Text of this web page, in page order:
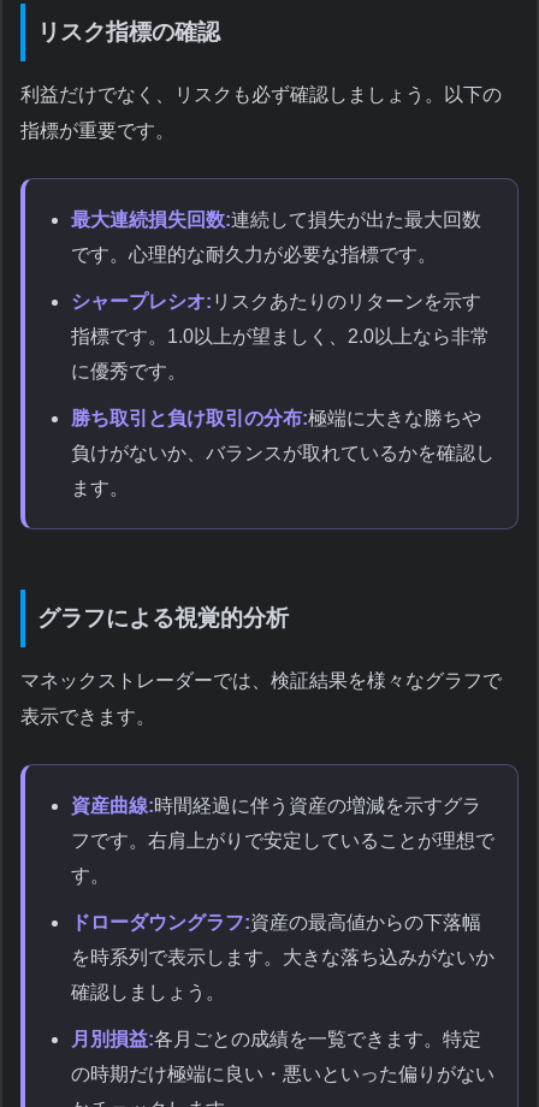
リスク指標の確認
利益だけでなく、リスクも必ず確認しましょう。以下の
指標が重要です。
最大連続損失回数:連続して損失が出た最大回数
です。心理的な耐久力が必要な指標です。
シャープレシオ: リスクあたりのリターンを示す
指標です。1.0以上が望ましく、2.0以上なら非常
に優秀です。
勝ち取引と負け取引の分布:極端に大きな勝ちや
負けがないか、バランスが取れているかを確認し
ます。
グラフによる視覚的分析
マネックストレーダーでは、検証結果を様々なグラフで
表示できます。
資産曲線:時間経過に伴う資産の増減を示すグラ
フです。右肩上がりで安定していることが理想で
す。
ドローダウングラフ:資産の最高値からの下落幅
を時系列で表示します。大きな落ち込みがないか
確認しましょう。
月別損益:各月ごとの成績を一覧できます。特定
の時期だけ極端に良い・悪いといった偏りがない